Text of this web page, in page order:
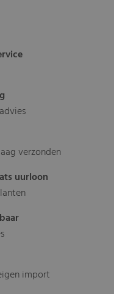
verzonden
uurloon
import